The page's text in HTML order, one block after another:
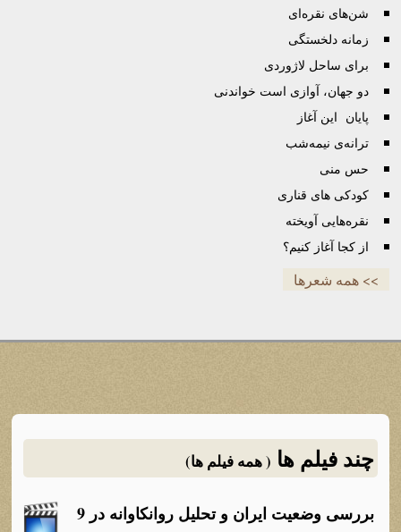
شن‌های نقره‌ای
زمانه دلخستگی
برای ساحل لاژوردی
دو جهان، آوازی است خواندنی
پایان این آغاز
ترانه‌ی نیمه‌شب
حس منی
کودکی‌ ها‌ی قناری
نقره‌هایی آویخته
از کجا آغاز کنیم؟
>> همه شعرها
چند فیلم ها ( همه فیلم ها)
بررسی وضعیت ایران و تحلیل روانکاوانه در 9